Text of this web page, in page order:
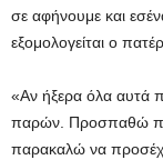
σε αφήνουμε και
εξομολογείται ο
«Αν ήξερα όλα αυτά
παρών. Προσπαθώ
παρακαλώ να